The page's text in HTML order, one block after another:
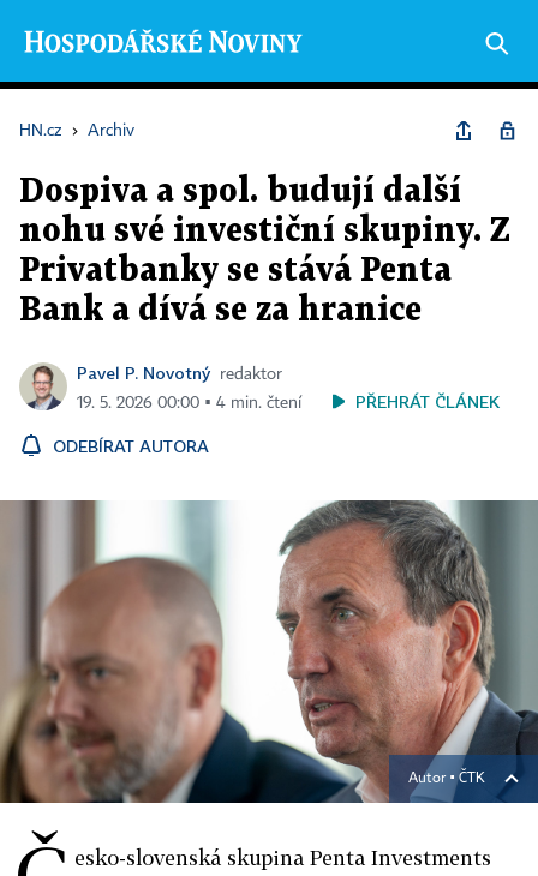
HN.cz › Archiv
Dospiva a spol. budují další
nohu své investiční skupiny. Z
Privatbanky se stává Penta
Bank a dívá se za hranice
Pavel P. Novotný
redaktor
19. 5. 2026 00:00 ▪ 4 min. čtení
PŘEHRÁT ČLÁNEK
ODEBÍRAT AUTORA
Autor ▪ČTK
esko-slovenská skupina Penta Investments